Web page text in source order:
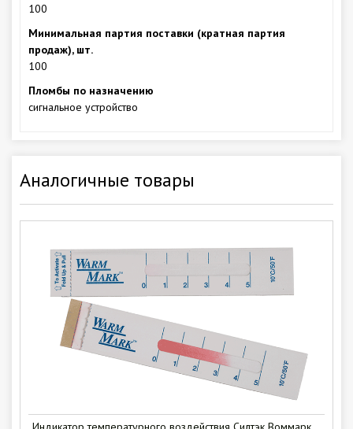
100
Минимальная партия поставки (кратная партия
продаж), шт.
100
Пломбы по назначению
сигнальное устройство
Аналогичные товары